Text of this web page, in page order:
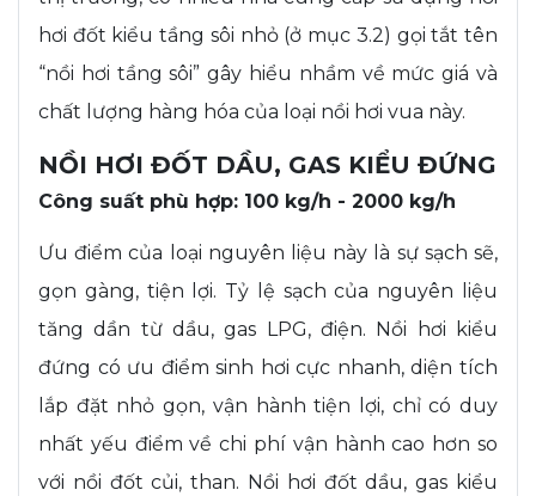
hơi đốt kiểu tầng sôi nhỏ (ở mục 3.2) gọi tắt tên
“nồi hơi tầng sôi” gây hiểu nhầm về mức giá và
chất lượng hàng hóa của loại nồi hơi vua này.
NỒI HƠI ĐỐT DẦU, GAS KIỂU ĐỨNG
Công suất phù hợp: 100 kg/h - 2000 kg/h
Ưu điểm của loại nguyên liệu này là sự sạch sẽ,
gọn gàng, tiện lợi. Tỷ lệ sạch của nguyên liệu
tăng dần từ dầu, gas LPG, điện. Nồi hơi kiểu
đứng có ưu điểm sinh hơi cực nhanh, diện tích
lắp đặt nhỏ gọn, vận hành tiện lợi, chỉ có duy
nhất yếu điểm về chi phí vận hành cao hơn so
với nồi đốt củi, than. Nồi hơi đốt dầu, gas kiểu